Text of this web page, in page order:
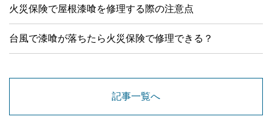
火災保険で屋根漆喰を修理する際の注意点
台風で漆喰が落ちたら火災保険で修理できる？
記事一覧へ